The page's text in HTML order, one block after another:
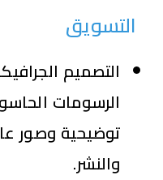
التسويق
التصميم
الرسومات
توضيحية وصور
والنشر.